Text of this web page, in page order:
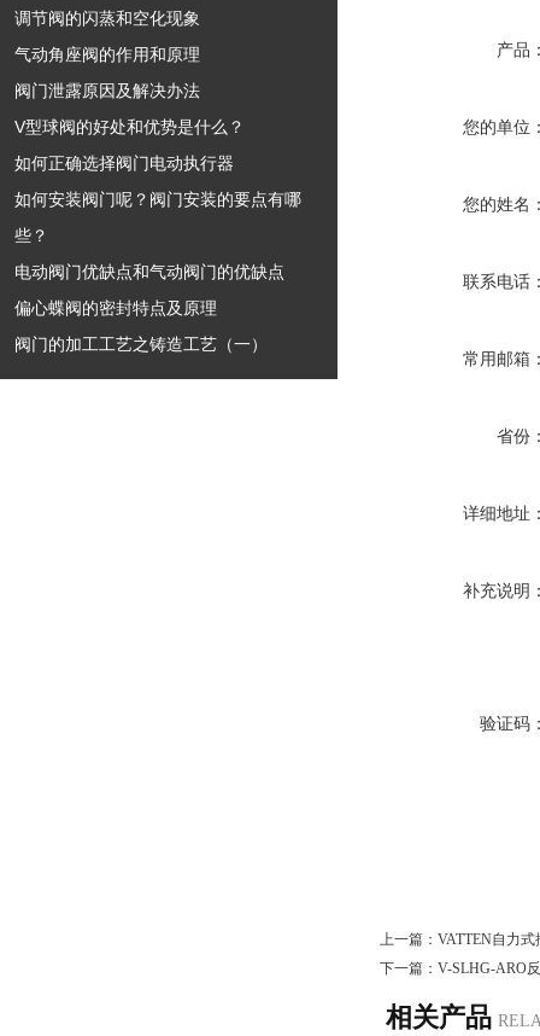
调节阀的闪蒸和空化现象
气动角座阀的作用和原理
阀门泄露原因及解决办法
V型球阀的好处和优势是什么？
如何正确选择阀门电动执行器
如何安装阀门呢？阀门安装的要点有哪
些？
电动阀门优缺点和气动阀门的优缺点
偏心蝶阀的密封特点及原理
阀门的加工工艺之铸造工艺（一）
产品
您的单位
您的姓名
联系电话
常用邮箱
省份
详细地址
补充说明
验证码
上一篇： VATTEN自力
下一篇： V-SLHG-ARO
相关产品